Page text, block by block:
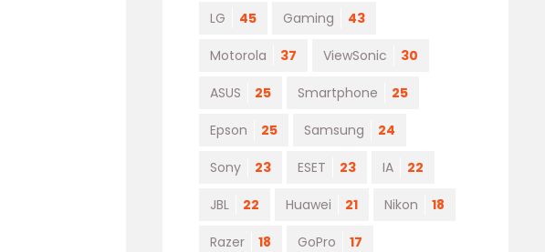
LG 45 Gaming 43
Motorola 37 ViewSonic 30
ASUS 25 Smartphone 25
Epson 25 Samsung 24
Sony 23 ESET 23 IA 22
JBL 22 Huawei 21 Nikon 18
Razer 18 GoPro 17